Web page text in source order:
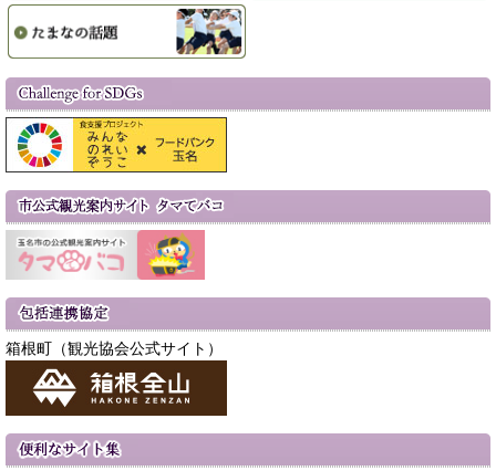
箱根町（観光協会公式サイト）